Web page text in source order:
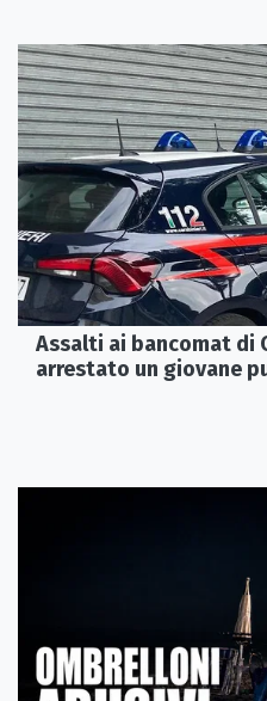
Assalti ai bancomat di
arrestato un giovane